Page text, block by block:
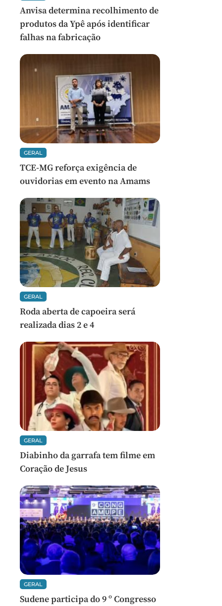
Anvisa determina recolhimento de
produtos da Ypê após identificar
falhas na fabricação
GERAL
TCE-MG reforça exigência de
ouvidorias em evento na Amams
GERAL
Roda aberta de capoeira será
realizada dias 2 e 4
GERAL
Diabinho da garrafa tem filme em
Coração de Jesus
GERAL
Sudene participa do 9 º Congresso